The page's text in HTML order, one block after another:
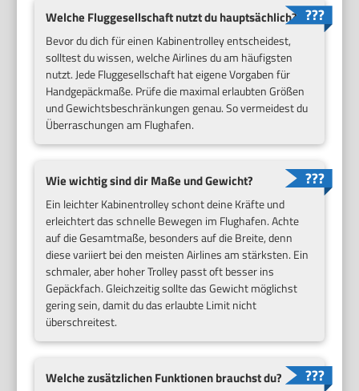
Welche Fluggesellschaft nutzt du hauptsächlich?
Bevor du dich für einen Kabinentrolley entscheidest,
solltest du wissen, welche Airlines du am häufigsten
nutzt. Jede Fluggesellschaft hat eigene Vorgaben für
Handgepäckmaße. Prüfe die maximal erlaubten Größen
und Gewichtsbeschränkungen genau. So vermeidest du
Überraschungen am Flughafen.
Wie wichtig sind dir Maße und Gewicht?
Ein leichter Kabinentrolley schont deine Kräfte und
erleichtert das schnelle Bewegen im Flughafen. Achte
auf die Gesamtmaße, besonders auf die Breite, denn
diese variiert bei den meisten Airlines am stärksten. Ein
schmaler, aber hoher Trolley passt oft besser ins
Gepäckfach. Gleichzeitig sollte das Gewicht möglichst
gering sein, damit du das erlaubte Limit nicht
überschreitest.
Welche zusätzlichen Funktionen brauchst du?